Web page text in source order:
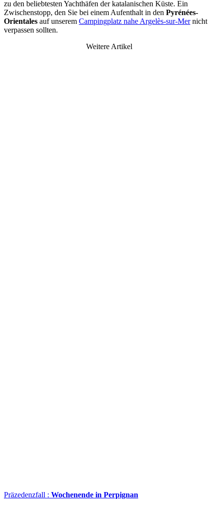
zu den beliebtesten Yachthäfen der katalanischen Küste. Ein
Zwischenstopp, den Sie bei einem Aufenthalt in den Pyrénées-
Orientales auf unserem Campingplatz nahe Argelès-sur-Mernicht
verpassen sollten.
Weitere Artikel
Präzedenzfall : Wochenende in Perpignan